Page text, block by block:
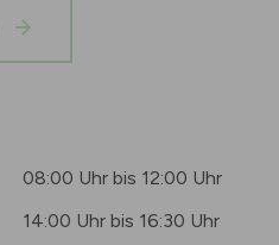
08:00 Uhr bis 12:00 Uhr
14:00 Uhr bis 16:30 Uhr